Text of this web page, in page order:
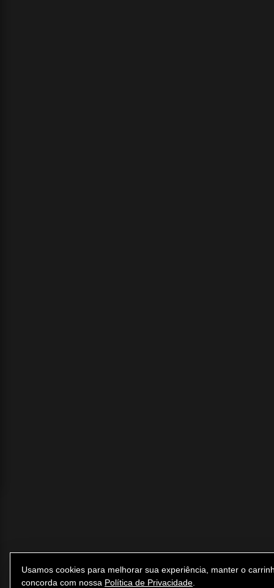
Usamos cookies para melhorar sua experiência, manter o
concorda com nossa Política de Privacidade